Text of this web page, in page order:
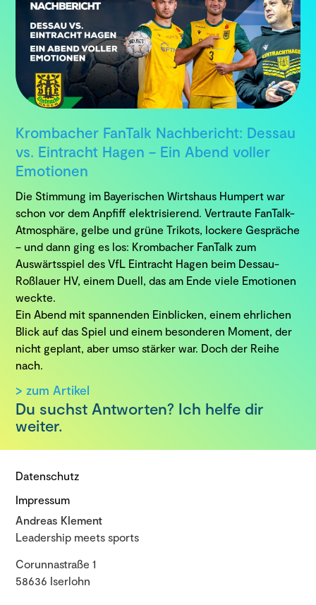
Krombacher FanTalk Nachbericht: Dessau
vs. Eintracht Hagen – Ein Abend voller
Emotionen
Die Stimmung im Bayerischen Wirtshaus Humpert war
schon vor dem Anpfiff elektrisierend. Vertraute FanTalk-
Atmosphäre, gelbe und grüne Trikots, lockere Gespräche
– und dann ging es los: Krombacher FanTalk zum
Auswärtsspiel des VfL Eintracht Hagen beim Dessau-
Roßlauer HV, einem Duell, das am Ende viele Emotionen
weckte.
Ein Abend mit spannenden Einblicken, einem ehrlichen
Blick auf das Spiel und einem besonderen Moment, der
nicht geplant, aber umso stärker war. Doch der Reihe
nach.
> zum Artikel
Du suchst Antworten? Ich helfe dir
weiter.
Datenschutz
Impressum
Andreas Klement
Leadership meets sports
Corunnastraße 1
58636 Iserlohn